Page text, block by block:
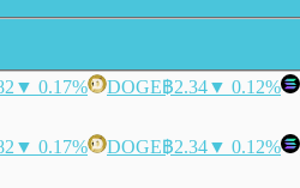
▼ 0.17% DOGE฿2.34▼ 0.12%
▼ 0.17% DOGE฿2.34▼ 0.12%